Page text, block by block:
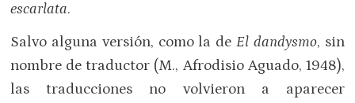
escarlata.
Salvo alguna versión, como la deEl dandysmo, sin
nombre de traductor (M., Afrodisio Aguado, 1948),
las traducciones no volvieron a aparecer